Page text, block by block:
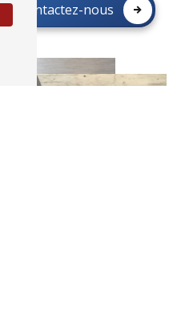
Contactez-nous